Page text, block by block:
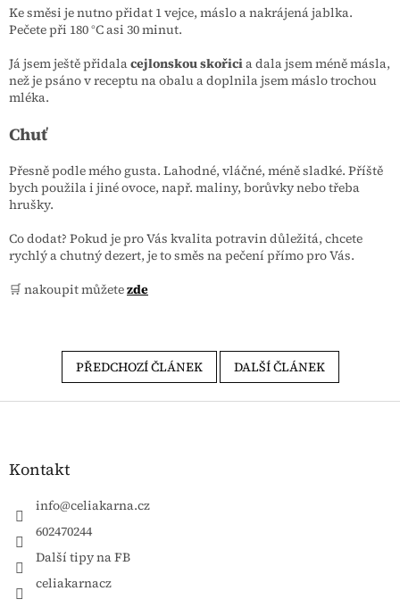
Ke směsi je nutno přidat 1 vejce, máslo a nakrájená jablka.
Pečete při 180 °C asi 30 minut.
Já jsem ještě přidalacejlonskou skořicia dala jsem méně másla,
než je psáno v receptu na obalu a doplnila jsem máslo trochou
mléka.
Chuť
Přesně podle mého gusta. Lahodné, vláčné, méně sladké. Příště
bych použila i jiné ovoce, např. maliny, borůvky nebo třeba
hrušky.
Co dodat? Pokud je pro Vás kvalita potravin důležitá, chcete
rychlý a chutný dezert, je to směs na pečení přímo pro Vás.
🛒 nakoupit můžetezde
PŘEDCHOZÍ ČLÁNEK DALŠÍ ČLÁNEK
Zápatí
Kontakt
info@celiakarna.cz
602470244
Další tipy na FB
celiakarnacz